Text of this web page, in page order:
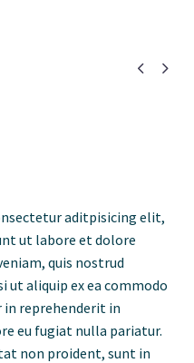
 
aditpisicing elit,
ut labore et dolore
quis nostrud
aliquip ex ea commodo
in reprehenderit in
eu fugiat nulla pariatur.
non proident, sunt in